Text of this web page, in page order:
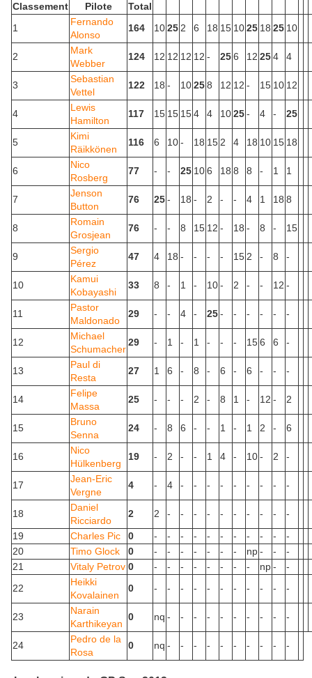
Classement Pilote
Total
1
Fernando
Alonso
164 1025 2 6 18 15 1025 18 25 10
2
Mark
Webber
124 12 12 12 12 - 256 12 254 4
3
Sebastian
Vettel
122 18 - 10258 12 12 - 15 10 12
4
Lewis
Hamilton
117 15 15 154 4 1025- 4 - 25
5
Kimi
Räikkönen
116 6 10- 18 15 2 4 18 10 15 18
6
Nico
Rosberg
77 - - 25 106 18 8 8 - 1 1
7
Jenson
Button
76 25- 18 - 2 - - 4 1 18 8
8
Romain
Grosjean
76 - - 8 15 12 - 18 - 8 - 15
9
Sergio
Pérez
47 4 18 - - - - 15 2 - 8 -
10
Kamui
Kobayashi
33 8 - 1 - 10- 2 - - 12 -
11
Pastor
Maldonado
29 - - 4 - 25- - - - - -
12
Michael
Schumacher
29 - 1 - 1 - - - 156 6 -
13
Paul di
Resta
27 1 6 - 8 - 6 - 6 - - -
14
Felipe
Massa
25 - - - 2 - 8 1 - 12 - 2
15
Bruno
Senna
24 - 8 6 - - 1 - 1 2 - 6
16
Nico
Hülkenberg
19 - 2 - - 1 4 - 10- 2 -
17
Jean-Eric
Vergne
4 - 4 - - - - - - - - -
18
Daniel
Ricciardo
2 2 - - - - - - - - -
-
19
Charles Pic 0 - - - - - - - - - -
-
20
Timo Glock 0 - - - - - - - np- -
-
21
Vitaly Petrov 0 - - - - - - - - np-
-
22
Heikki
Kovalainen
0 - - - - - - - - - - -
23
Narain
Karthikeyan
0 nq - - - - - - - - - -
24
Pedro de la
Rosa
0 nq - - - - - - - - - -